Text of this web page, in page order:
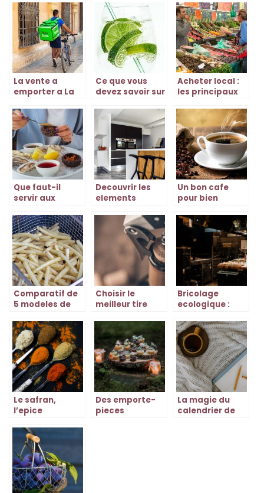
four chaleur
tournante ?
La vente a
emporter a La
Ce que vous
devez savoir sur
Acheter local :
les principaux
Que faut-il
servir aux
une bonne
raclette ?
Decouvrir les
elements
dans une
cuisine
Un bon cafe
pour bien
journee
Comparatif de
5 modeles de
gamme Actifry
Choisir le
meilleur tire
profiter de vos
grands crus
Bricolage
ecologique :
vos objets
quotidiens en
tresors
durables
Le safran,
l’epice
proprietes
exceptionnelles
Des emporte-
pieces
La magie du
calendrier de